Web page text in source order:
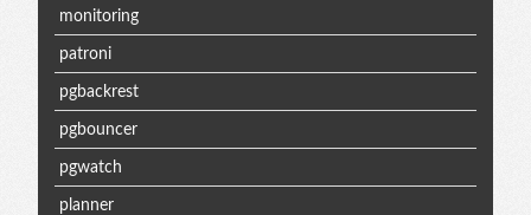
monitoring
patroni
pgbackrest
pgbouncer
pgwatch
planner